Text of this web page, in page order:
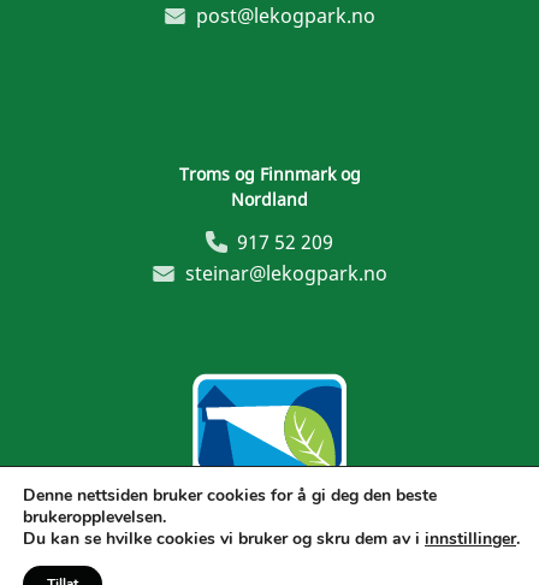
post@lekogpark.no
Troms og Finnmark og
Nordland
917 52 209
steinar@lekogpark.no
Denne nettsiden bruker cookies for å gi deg den beste
brukeropplevelsen.
Du kan se hvilke cookies vi bruker og skru dem av i innstillinger.